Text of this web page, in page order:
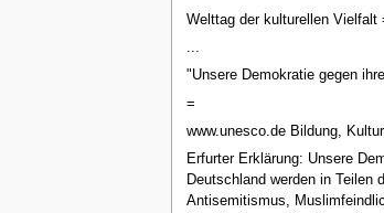
Welttag der kulturellen
...
"Unsere Demokratie gegen
=
www.unesco.de Bildung,
Erfurter Erklärung: Unsere
Deutschland werden in
Antisemitismus,